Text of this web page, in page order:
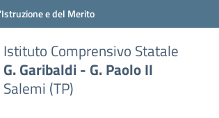
e del Merito
Istituto Comprensivo Statale
G. Garibaldi - G. Paolo II
Salemi (TP)